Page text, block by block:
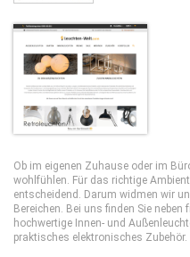
Ob im eigenen Zuhause oder im
wohlfühlen. Für das richtige
entscheidend. Darum widmen wir
Bereichen. Bei uns finden Sie
hochwertige Innen- und
praktisches elektronisches Zubehör.